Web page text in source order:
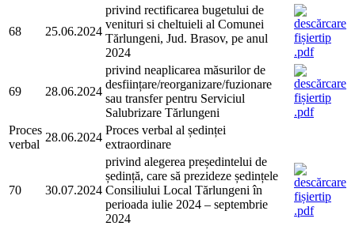
68 25.06.2024
privind rectificarea bugetului de
venituri si cheltuieli al Comunei
Tărlungeni, Jud. Brasov, pe anul
2024
69 28.06.2024
privind neaplicarea măsurilor de
desființare/reorganizare/fuzionare
sau transfer pentru Serviciul
Salubrizare Tărlungeni
Proces
verbal
28.06.2024
Proces verbal al ședinței
extraordinare
70 30.07.2024
privind alegerea președintelui de
ședință, care să prezideze ședințele
Consiliului Local Tărlungeni în
perioada iulie 2024 – septembrie
2024